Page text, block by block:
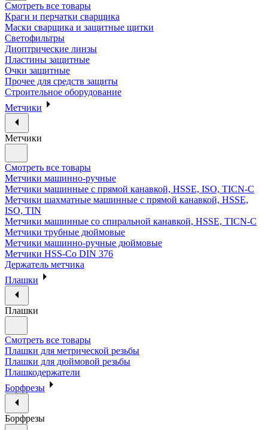
Смотреть все товары
Краги и перчатки сварщика
Маски сварщика и защитные щитки
Светофильтры
Диоптрические линзы
Пластины защитные
Очки защитные
Прочее для средств защиты
Строительное оборудование
Метчики
Метчики
Смотреть все товары
Метчики машинно-ручные
Метчики машинные с прямой канавкой, HSSE, ISO, TICN-C
Метчики шахматные машинные с прямой канавкой, HSSE,
ISO, TIN
Метчики машинные со спиральной канавкой, HSSE, TICN-C
Метчики трубные дюймовые
Метчики машинно-ручные дюймовые
Метчики HSS-Co DIN 376
Держатель метчика
Плашки
Плашки
Смотреть все товары
Плашки для метрической резьбы
Плашки для дюймовой резьбы
Плашкодержатели
Борфрезы
Борфрезы